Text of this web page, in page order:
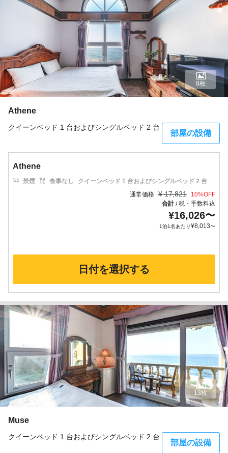
Athene
クイーンベッド 1 台およびシングルベッド 2 台
部屋の設備
8枚
Athene
禁煙 食事なし
クイーンベッド 1 台およびシングルベッド 2 台
通常価格 ¥ 17,821 10%OFF
合計/税・手数料込
¥16,026〜
1泊1名あたり¥8,013〜
日付を選択する
Muse
クイーンベッド 1 台およびシングルベッド 2 台
部屋の設備
13枚